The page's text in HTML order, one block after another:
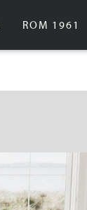
ROM 1961